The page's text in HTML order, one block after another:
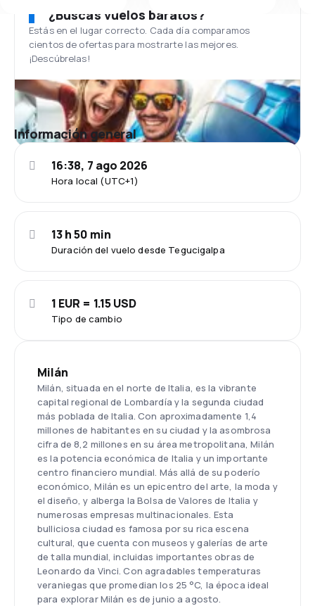
¿Buscas vuelos baratos?
Estás en el lugar correcto. Cada día comparamos
cientos de ofertas para mostrarte las mejores.
¡Descúbrelas!
Información general
Hora local (UTC+1)
16:38, 7 ago 2026
Duración del vuelo desde Tegucigalpa
13 h 50 min
Tipo de cambio
1 EUR = 1.15 USD
Milán
Milán, situada en el norte de Italia, es la vibrante
capital regional de Lombardía y la segunda ciudad
más poblada de Italia. Con aproximadamente 1,4
millones de habitantes en su ciudad y la asombrosa
cifra de 8,2 millones en su área metropolitana, Milán
es la potencia económica de Italia y un importante
centro financiero mundial. Más allá de su poderío
económico, Milán es un epicentro del arte, la moda y
el diseño, y alberga la Bolsa de Valores de Italia y
numerosas empresas multinacionales. Esta
bulliciosa ciudad es famosa por su rica escena
cultural, que cuenta con museos y galerías de arte
de talla mundial, incluidas importantes obras de
Leonardo da Vinci. Con agradables temperaturas
veraniegas que promedian los 25 °C, la época ideal
para explorar Milán es de junio a agosto.